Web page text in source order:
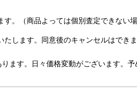
。（商品よっては個別査定できない
します。同意後のキャンセルはできま
ます。日々価格変動がございます。予